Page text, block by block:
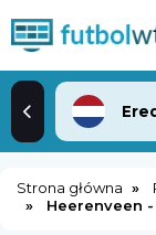
Strona główna
Heerenveen -